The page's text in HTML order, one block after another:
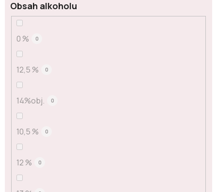
Obsah alkoholu
0 % 0
12,5 % 0
14%obj. 0
10,5 % 0
12 % 0